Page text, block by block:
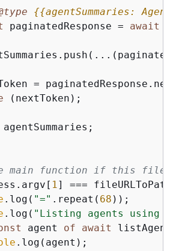
{{agentSummaries:
paginatedResponse = await
=
(nextToken);
agentSummaries;
main function if this file
1] === fileURLToPath(
.log( "=" .repeat( 68 ));
.log( "Listing agents using
agent of await
.log(agent);